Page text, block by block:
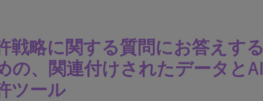
戦略に関する質問にお答えする
の、関連付けされたデータとAI
ツール